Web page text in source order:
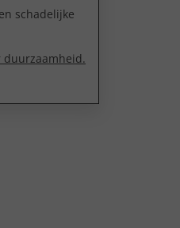
schadelijke
duurzaamheid.